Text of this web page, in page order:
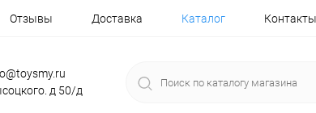
Отзывы Доставка Каталог Контакты
д 50/д